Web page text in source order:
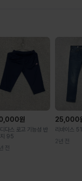
원
다스 로고 기능성 반
95
전
25,000
리바이스
2년 전